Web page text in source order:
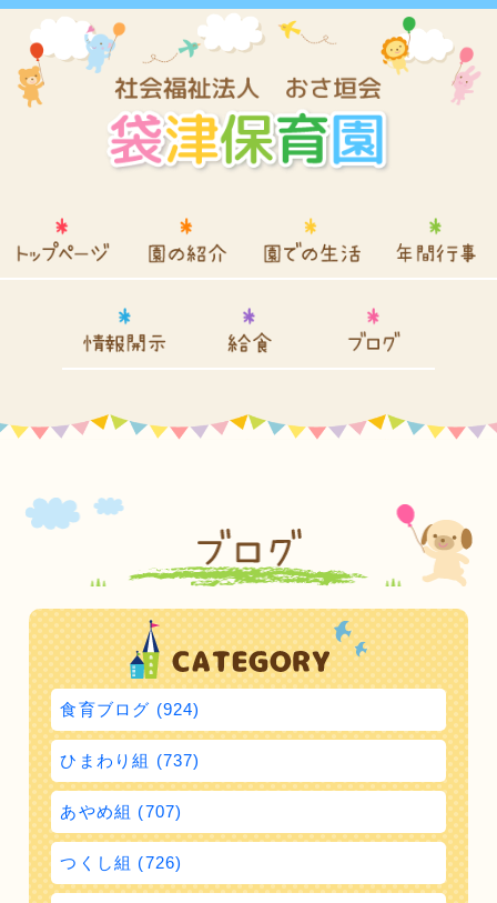
食育ブログ (924)
ひまわり組 (737)
あやめ組 (707)
つくし組 (726)